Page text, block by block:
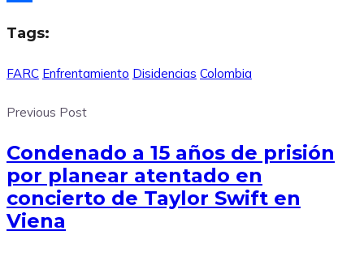
Tags:
FARC Enfrentamiento Disidencias Colombia
Previous Post
Condenado a 15 años de prisión
por planear atentado en
concierto de Taylor Swift en
Viena